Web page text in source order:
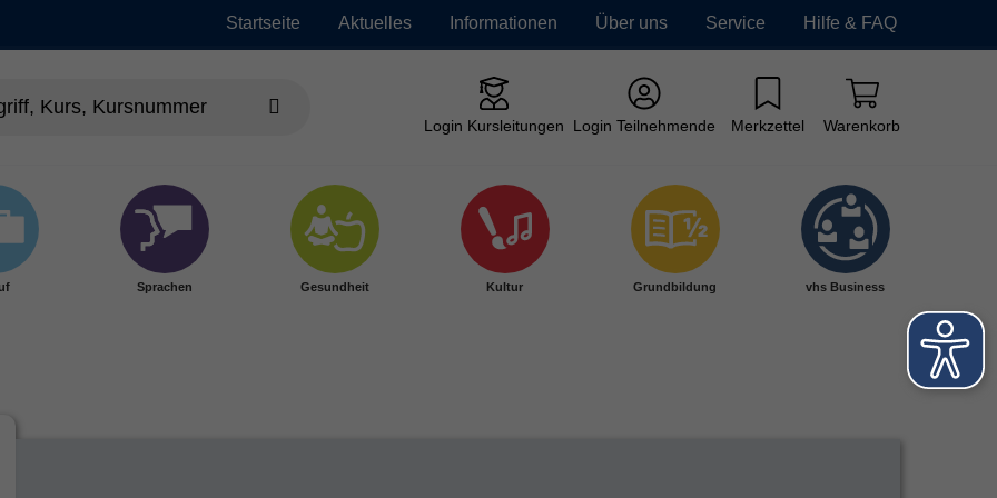
Startseite Aktuelles Informationen Über uns Service Hilfe & FAQ
Login Kursleitungen Login Teilnehmende Merkzettel Warenkorb
Sprachen Gesundheit Kultur Grundbildung vhs Business